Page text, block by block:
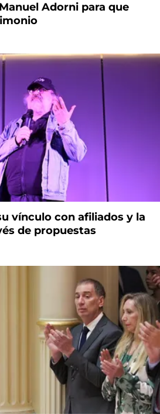
Adorni para que
vínculo con afiliados y la
de propuestas